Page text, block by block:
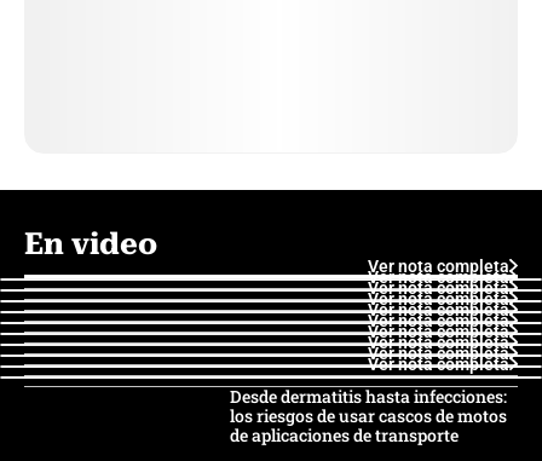
En video
Ver nota completa
Ver nota completa
Ver nota completa
Ver nota completa
Ver nota completa
Ver nota completa
Ver nota completa
Ver nota completa
Ver nota completa
Ver nota completa
Desde dermatitis hasta infecciones:
los riesgos de usar cascos de motos
de aplicaciones de transporte